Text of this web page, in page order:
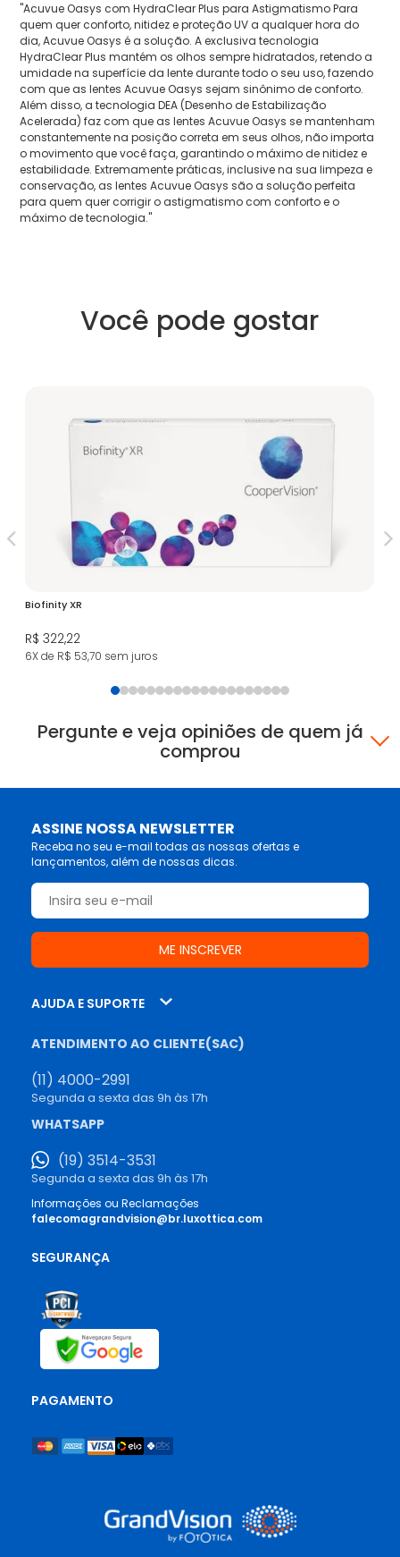
"Acuvue Oasys com HydraClear Plus para Astigmatismo Para
quem quer conforto, nitidez e proteção UV a qualquer hora do
dia, Acuvue Oasys é a solução. A exclusiva tecnologia
HydraClear Plus mantém os olhos sempre hidratados, retendo a
umidade na superfície da lente durante todo o seu uso, fazendo
com que as lentes Acuvue Oasys sejam sinônimo de conforto.
Além disso, a tecnologia DEA (Desenho de Estabilização
Acelerada) faz com que as lentes Acuvue Oasys se mantenham
constantemente na posição correta em seus olhos, não importa
o movimento que você faça, garantindo o máximo de nitidez e
estabilidade. Extremamente práticas, inclusive na sua limpeza e
conservação, as lentes Acuvue Oasys são a solução perfeita
para quem quer corrigir o astigmatismo com conforto e o
máximo de tecnologia."
Você pode gostar
Biofinity XR
R$ 322,22
6X de R$ 53,70 sem juros
Pergunte e veja opiniões de quem já
comprou
ASSINE NOSSA NEWSLETTER
Receba no seu e-mail todas as nossas ofertas e
lançamentos, além de nossas dicas.
AJUDA E SUPORTE
ATENDIMENTO AO CLIENTE(SAC)
(11) 4000-2991
Segunda a sexta das 9h às 17h
WHATSAPP
(19) 3514-3531
Segunda a sexta das 9h às 17h
Informações ou Reclamações
falecomagrandvision@br.luxottica.com
SEGURANÇA
PAGAMENTO